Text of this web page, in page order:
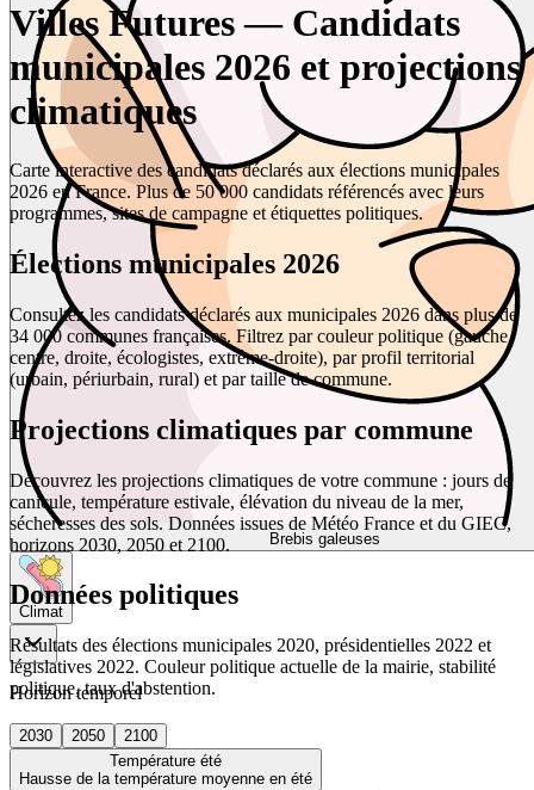
Brebis galeuses
Climat
Horizon temporel
2030 2050
2100
Température été
Hausse de la température moyenne en été
Villes Futures — Candidats
municipales 2026 et projections
climatiques
Carte interactive des candidats déclarés aux élections municipales
2026 en France. Plus de 50 000 candidats référencés avec leurs
programmes, sites de campagne et étiquettes politiques.
Élections municipales 2026
Consultez les candidats déclarés aux municipales 2026 dans plus de
34 000 communes françaises. Filtrez par couleur politique (gauche,
centre, droite, écologistes, extrême-droite), par profil territorial
(urbain, périurbain, rural) et par taille de commune.
Projections climatiques par commune
Découvrez les projections climatiques de votre commune : jours de
canicule, température estivale, élévation du niveau de la mer,
sécheresses des sols. Données issues de Météo France et du GIEC,
horizons 2030, 2050 et 2100.
Données politiques
Résultats des élections municipales 2020, présidentielles 2022 et
législatives 2022. Couleur politique actuelle de la mairie, stabilité
politique, taux d'abstention.